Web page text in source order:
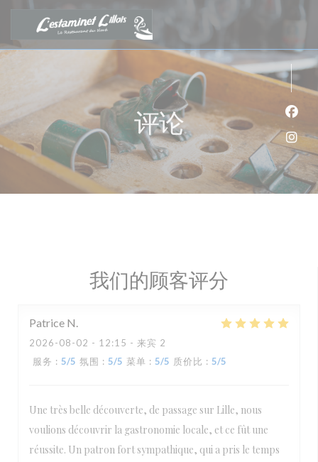
Cookie管理面板
评论
我们的顾客评分
Patrice N
2026-08-02 - 12:15 - 来宾 2
服务 : 5/5 氛围 : 5/5 菜单 : 5/5 质价比 : 5/5
Une très belle découverte, de passage sur Lille, nous
voulions découvrir la gastronomie locale, et ce fût une
réussite. Un patron fort sympathique, qui a pris le temps